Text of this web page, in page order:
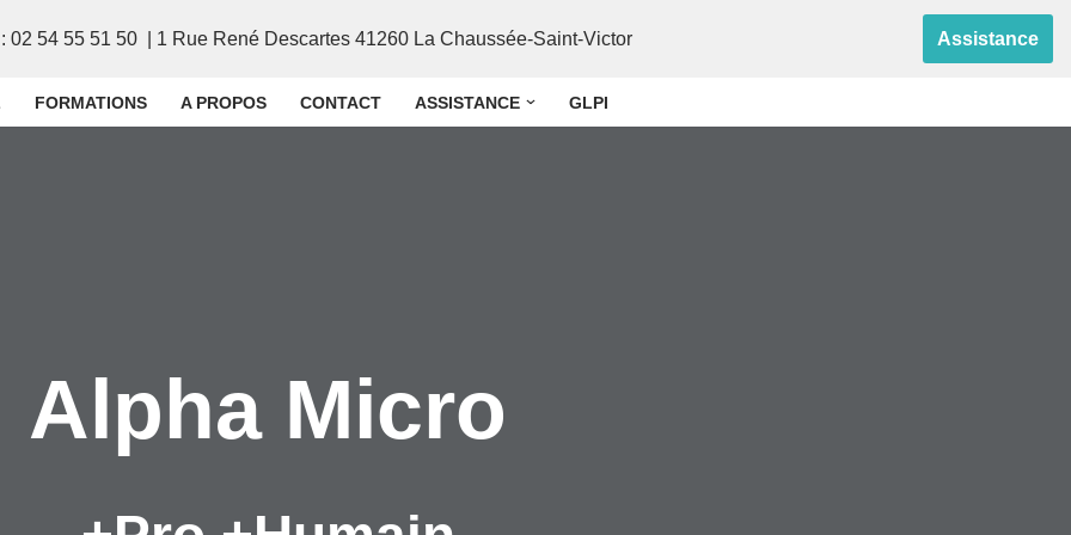
02 54 55 51 50 | 1 Rue René Descartes 41260 La Chaussée-Saint-Victor Assistance
FORMATIONS A PROPOS CONTACT ASSISTANCE GLPI
Alpha Micro